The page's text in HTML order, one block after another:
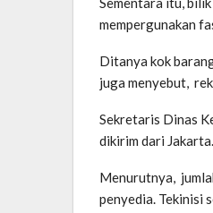
mempergunakan
Ditanya kok
juga menyebut,
Sekretaris Dinas
dikirim dari
Menurutnya,
penyedia. Tekinisi